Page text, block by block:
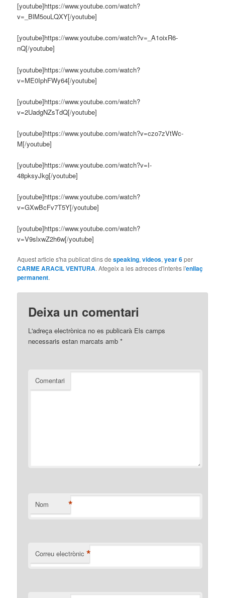
[youtube]https://www.youtube.com/watch?
v=_BlM5ouLQXY[/youtube]
[youtube]https://www.youtube.com/watch?v=_A1oixR6-
nQ[/youtube]
[youtube]https://www.youtube.com/watch?
v=ME0IphFWy64[/youtube]
[youtube]https://www.youtube.com/watch?
v=2UadgNZsTdQ[/youtube]
[youtube]https://www.youtube.com/watch?v=czo7zVtWc-
M[/youtube]
[youtube]https://www.youtube.com/watch?v=I-
48pksyJkg[/youtube]
[youtube]https://www.youtube.com/watch?
v=GXwBcFv7T5Y[/youtube]
[youtube]https://www.youtube.com/watch?
v=V9slxwZ2h6w[/youtube]
Aquest article s'ha publicat dins despeaking,videos,year 6per
CARME ARACIL VENTURA. Afegeix a les adreces d'interès l'enllaç
permanent.
Deixa un comentari
L'adreça electrònica no es publicarà Els camps
necessaris estan marcats amb*
Comentari
Nom *
Correu electrònic *